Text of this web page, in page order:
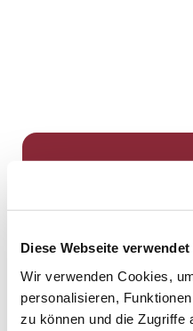
Diese Webseite
Wir verwenden Cookies,
personalisieren,
zu können und die Zugriffe
Dies